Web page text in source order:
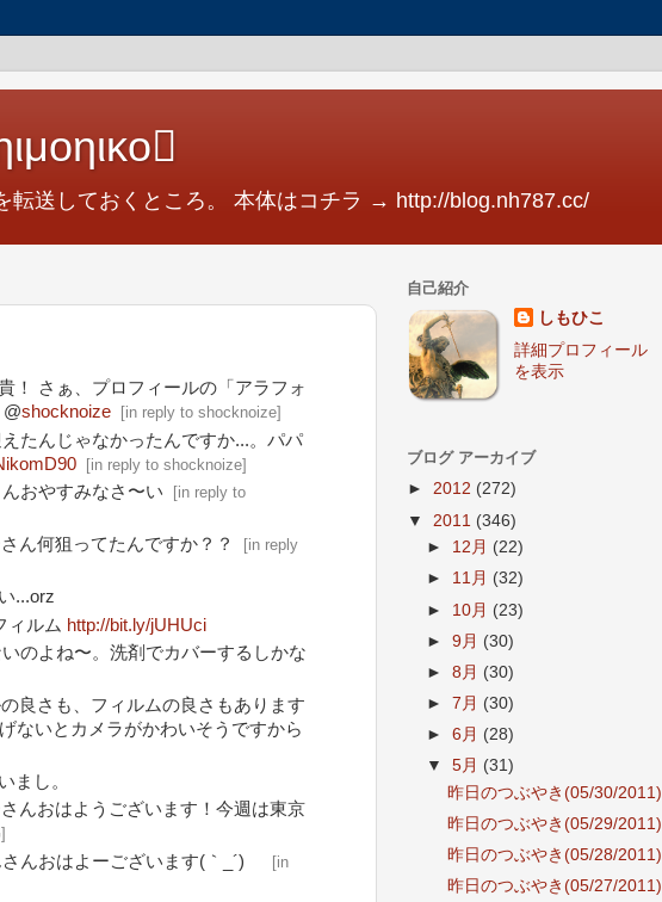
転送しておくところ。 本体はコチラ → http://blog.nh787.cc/
！ さぁ、プロフィールの「アラフォ
@shocknoize [in reply to shocknoize]
たんじゃなかったんですか...。パパ
[in reply to shocknoize]
おやすみなさ〜い [in reply to
ん何狙ってたんですか？？ [in reply
...orz
ィルム http://bit.ly/jUHUci
のよね〜。洗剤でカバーするしかな
良さも、フィルムの良さもあります
ないとカメラがかわいそうですから
まし。
んおはようございます！今週は東京
]
んおはよーございます(｀_´)ゞ [in
自己紹介
しもひこ
詳細プロフィール
を表示
ブログ アーカイブ
► 2012 (272)
▼ 2011 (346)
► 12月 (22)
► 11月 (32)
► 10月 (23)
►9月 (30)
►8月 (30)
►7月 (30)
►6月 (28)
▼5月 (31)
昨日のつぶやき(05/30/2011)
昨日のつぶやき(05/29/2011)
昨日のつぶやき(05/28/2011)
昨日のつぶやき(05/27/2011)